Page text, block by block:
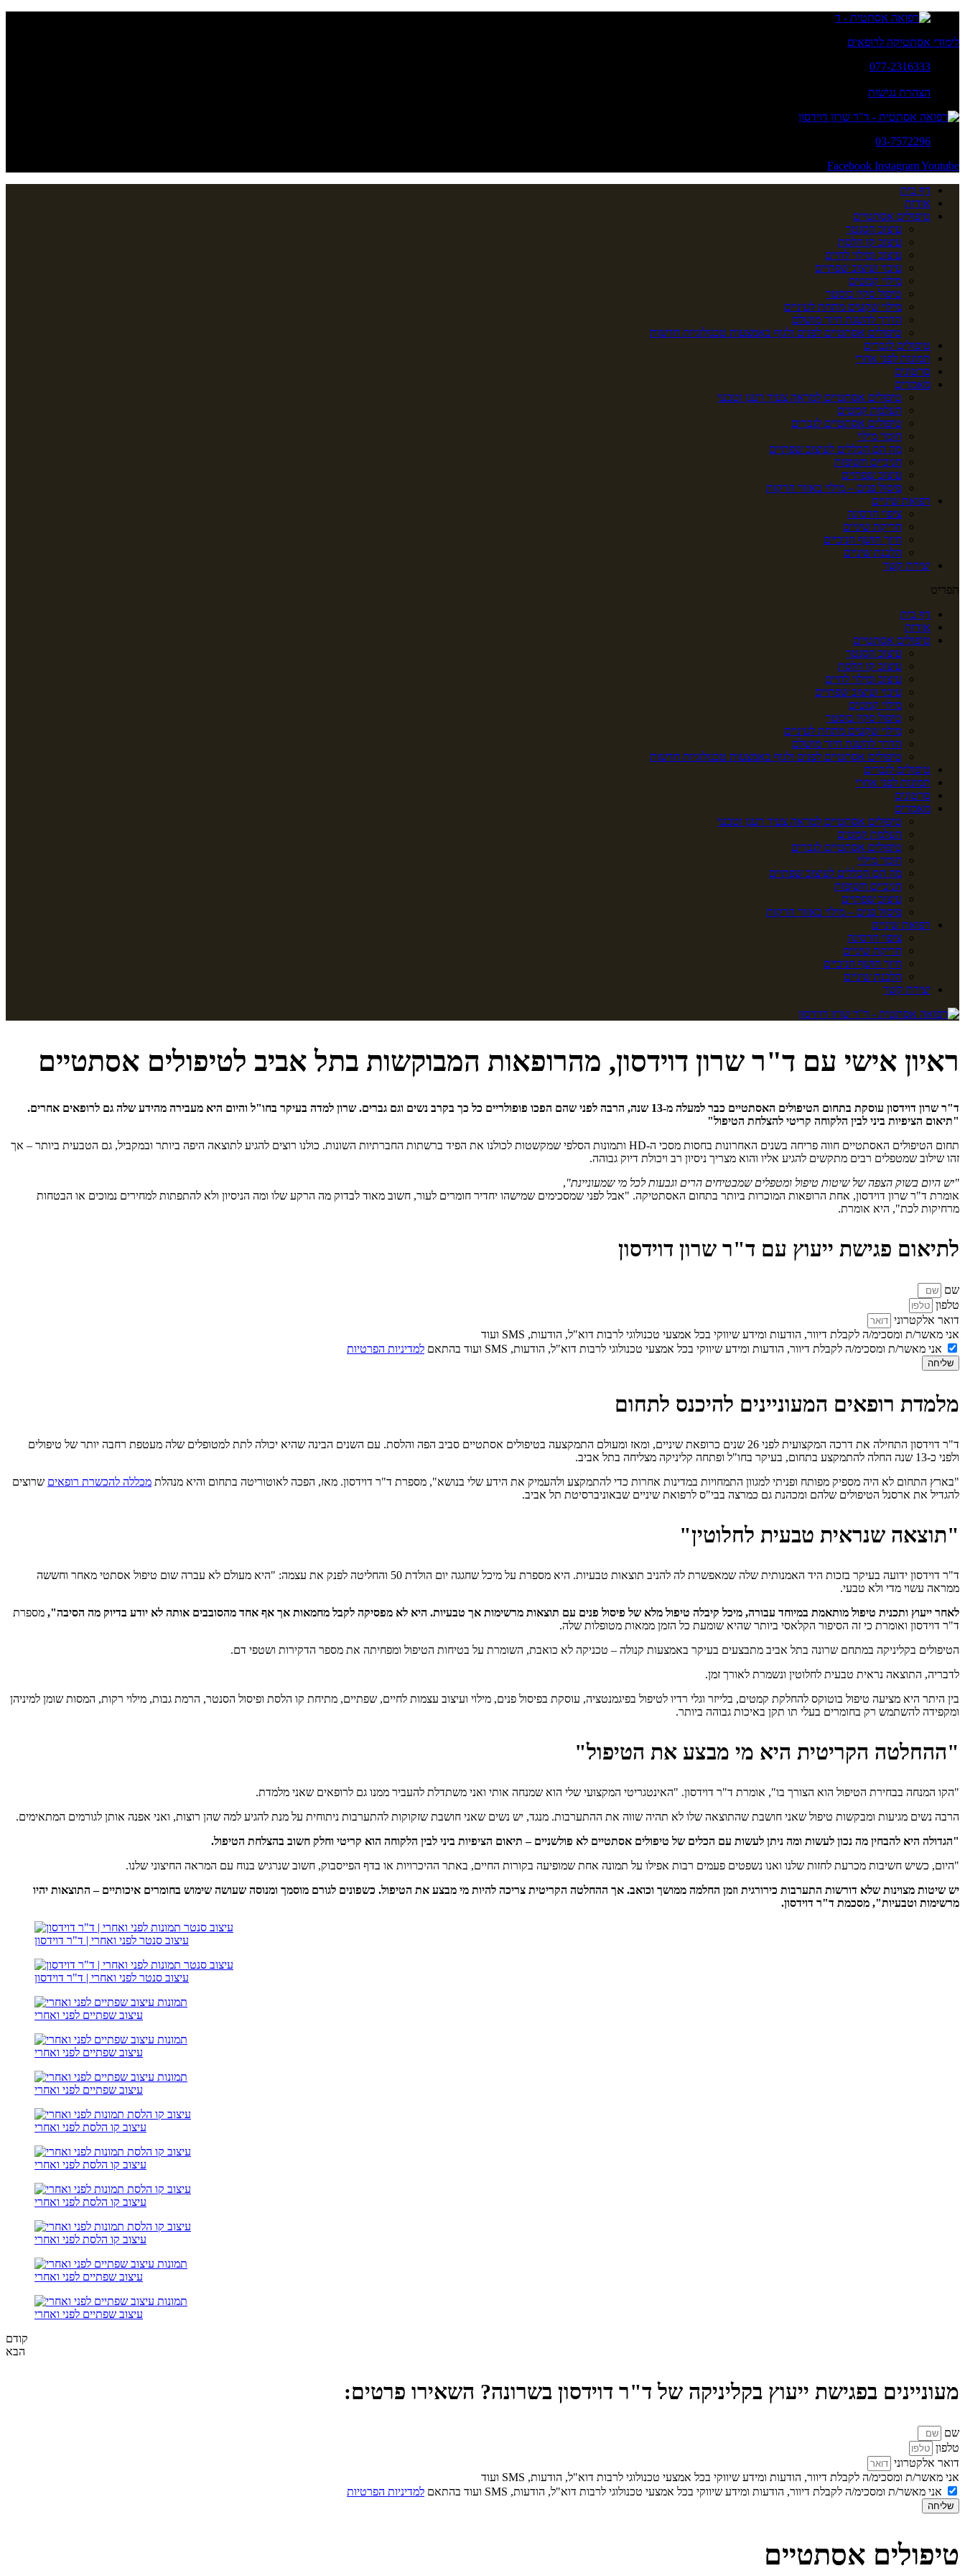
לימודי אסתטיקה לרופאים
077-2316333
הצהרת נגישות
03-7572296
Facebook InstagramYoutube
דף בית
אודות
טיפולים אסתטיים
עיצוב הסנטר
עיצוב קו הלסת
עיצוב ומילוי לחיים
עיבוי ועיצוב שפתיים
מילוי קמטים
טיפול סקין בוסטר
מילוי שקעים מתחת לעיניים
הדרך להשגת חיוך מושלם
טיפולים אסתטיים לפנים ולגוף באמצעות טכנולוגיות חדשות
טיפולים לגברים
תמונות לפני אחרי
סרטונים
מאמרים
טיפולים אסתטיים למראה צעיר רענן וטבעי
העלמת קמטים
טיפולים אסתטיים לגברים
חומר מילוי
מה הם הכללים לעיצוב שפתיים
חניכיים חשופות
עיצוב שפתיים
פיסול פנים – מילוי באזור הרקות
רפואת שיניים
ציפוי חרסינה
חריקת שיניים
חיוך חושף חניכיים
הלבנת שיניים
יצירת קשר
תפריט
דף בית
אודות
טיפולים אסתטיים
עיצוב הסנטר
עיצוב קו הלסת
עיצוב ומילוי לחיים
עיבוי ועיצוב שפתיים
מילוי קמטים
טיפול סקין בוסטר
מילוי שקעים מתחת לעיניים
הדרך להשגת חיוך מושלם
טיפולים אסתטיים לפנים ולגוף באמצעות טכנולוגיות חדשות
טיפולים לגברים
תמונות לפני אחרי
סרטונים
מאמרים
טיפולים אסתטיים למראה צעיר רענן וטבעי
העלמת קמטים
טיפולים אסתטיים לגברים
חומר מילוי
מה הם הכללים לעיצוב שפתיים
חניכיים חשופות
עיצוב שפתיים
פיסול פנים – מילוי באזור הרקות
רפואת שיניים
ציפוי חרסינה
חריקת שיניים
חיוך חושף חניכיים
הלבנת שיניים
יצירת קשר
ראיון אישי עם ד"ר שרון דוידסון, מהרופאות המבוקשות בתל אביב לטיפולים אסתטיים
ד"ר שרון דוידסון עוסקת בתחום הטיפולים האסתטיים כבר למעלה מ-13 שנה, הרבה לפני שהם הפכו פופולריים כל כך בקרב נשים וגם גברים. שרון למדה בעיקר בחו"ל והיום היא מעבירה מהידע שלה גם לרופאים אחרים.
"תיאום הציפיות ביני לבין הלקוחה קריטי להצלחת הטיפול"
תחום הטיפולים האסתטיים חווה פריחה בשנים האחרונות בחסות מסכי ה-HD ותמונות הסלפי שמקשטות לכולנו את הפיד ברשתות החברתיות השונות. כולנו רוצים להגיע לתוצאה היפה ביותר ובמקביל, גם הטבעית ביותר – אך
זהו שילוב שמטפלים רבים מתקשים להגיע אליו והוא מצריך ניסיון רב ויכולת דיוק גבוהה.
"יש היום בשוק הצפה של שיטות טיפול ומטפלים שמבטיחים הרים וגבעות לכל מי שמעוניינת",
אומרת ד"ר שרון דוידסון, אחת הרופאות המוכרות ביותר בתחום האסתטיקה. "אבל לפני שמסכימים שמישהו יחדיר חומרים לעור, חשוב מאוד לבדוק מה הרקע שלו ומה הניסיון ולא להתפתות למחירים נמוכים או הבטחות
מרחיקות לכת", היא אומרת.
לתיאום פגישת ייעוץ עם ד"ר שרון דוידסון
שם
טלפון
דואר אלקטרוני
אני מאשר/ת ומסכימ/ה לקבלת דיוור, הודעות ומידע שיווקי בכל אמצעי טכנולוגי לרבות דוא"ל, הודעות, SMS ועוד
אני מאשר/ת ומסכימ/ה לקבלת דיוור, הודעות ומידע שיווקי בכל אמצעי טכנולוגי לרבות דוא"ל, הודעות, SMS ועוד בהתאם
למדיניות הפרטיות
שליחה
מלמדת רופאים המעוניינים להיכנס לתחום
ד"ר דוידסון התחילה את דרכה המקצועית לפני 26 שנים כרופאת שיניים, ומאז ומעולם התמקצעה בטיפולים אסתטיים סביב הפה והלסת. עם השנים הבינה שהיא יכולה לתת למטופלים שלה מעטפת רחבה יותר של טיפולים
ולפני כ-13 שנה החלה להתמקצע בתחום, בעיקר בחו"ל ופתחה קליניקה מצליחה בתל אביב.
"בארץ התחום לא היה מספיק מפותח ופניתי למגוון התמחויות במדינות אחרות כדי להתמקצע ולהעמיק את הידע שלי בנושא", מספרת ד"ר דוידסון. מאז, הפכה לאוטוריטה בתחום והיא מנהלת מכללה להכשרת רופאים שרוצים
להגדיל את ארסנל הטיפולים שלהם ומכהנת גם כמרצה בבי"ס לרפואת שיניים שבאוניברסיטת תל אביב.
"תוצאה שנראית טבעית לחלוטין"
ד"ר דוידסון ידועה בעיקר בזכות היד האמנותית שלה שמאפשרת לה להניב תוצאות טבעיות. היא מספרת על מיכל שחגגה יום הולדת 50 והחליטה לפנק את עצמה: "היא מעולם לא עברה שום טיפול אסתטי מאחר וחששה
ממראה עשוי מדי ולא טבעי.
לאחר ייעוץ ותכנית טיפול מותאמת במיוחד עבורה, מיכל קיבלה טיפול מלא של פיסול פנים עם תוצאות מרשימות אך טבעיות. היא לא מפסיקה לקבל מחמאות אך אף אחד מהסובבים אותה לא יודע בדיוק מה הסיבה", מספרת
ד"ר דוידסון ואומרת כי זה הסיפור הקלאסי ביותר שהיא שומעת כל הזמן ממאות מטופלות שלה.
הטיפולים בקליניקה במתחם שרונה בתל אביב מתבצעים בעיקר באמצעות קנולה – טכניקה לא כואבת, השומרת על בטיחות הטיפול ומפחיתה את מספר הדקירות ושטפי דם.
לדבריה, התוצאה נראית טבעית לחלוטין ונשמרת לאורך זמן.
בין היתר היא מציעה טיפול בוטוקס להחלקת קמטים, בלייזר וגלי רדיו לטיפול בפיגמנטציה, עוסקת בפיסול פנים, מילוי ועיצוב עצמות לחיים, שפתיים, מתיחת קו הלסת ופיסול הסנטר, הרמת גבות, מילוי רקות, המסות שומן למיניהן
ומקפידה להשתמש רק בחומרים בעלי תו תקן באיכות גבוהה ביותר.
"ההחלטה הקריטית היא מי מבצע את הטיפול"
"הקו המנחה בבחירת הטיפול הוא הצורך בו", אומרת ד"ר דוידסון. "האינטגריטי המקצועי שלי הוא שמנחה אותי ואני משתדלת להעביר ממנו גם לרופאים שאני מלמדת.
הרבה נשים מגיעות ומבקשות טיפול שאני חושבת שהתוצאה שלו לא תהיה שווה את ההתערבות. מנגד, יש נשים שאני חושבת שזקוקות להתערבות ניתוחית על מנת להגיע למה שהן רוצות, ואני אפנה אותן לגורמים המתאימים.
"הגדולה היא להבחין מה נכון לעשות ומה ניתן לעשות עם הכלים של טיפולים אסתטיים לא פולשניים – תיאום הציפיות ביני לבין הלקוחה הוא קריטי וחלק חשוב בהצלחת הטיפול.
"היום, כשיש חשיבות מכרעת לחזות שלנו ואנו נשפטים פעמים רבות אפילו על תמונה אחת שמופיעה בקורות החיים, באתר ההיכרויות או בדף הפייסבוק, חשוב שנרגיש בנוח עם המראה החיצוני שלנו.
יש שיטות מצוינות שלא דורשות התערבות כירורגית וזמן החלמה ממושך וכואב. אך ההחלטה הקריטית צריכה להיות מי מבצע את הטיפול. כשפונים לגורם מוסמך ומנוסה שעושה שימוש בחומרים איכותיים – התוצאות יהיו
מרשימות וטבעיות", מסכמת ד"ר דוידסון.
עיצוב סנטר לפני ואחרי | ד"ר דוידסון
עיצוב סנטר לפני ואחרי | ד"ר דוידסון
עיצוב שפתיים לפני ואחרי
עיצוב שפתיים לפני ואחרי
עיצוב שפתיים לפני ואחרי
עיצוב קו הלסת לפני ואחרי
עיצוב קו הלסת לפני ואחרי
עיצוב קו הלסת לפני ואחרי
עיצוב קו הלסת לפני ואחרי
עיצוב שפתיים לפני ואחרי
עיצוב שפתיים לפני ואחרי
קודם
הבא
מעוניינים בפגישת ייעוץ בקליניקה של ד"ר דוידסון בשרונה? השאירו פרטים:
שם
טלפון
דואר אלקטרוני
אני מאשר/ת ומסכימ/ה לקבלת דיוור, הודעות ומידע שיווקי בכל אמצעי טכנולוגי לרבות דוא"ל, הודעות, SMS ועוד
אני מאשר/ת ומסכימ/ה לקבלת דיוור, הודעות ומידע שיווקי בכל אמצעי טכנולוגי לרבות דוא"ל, הודעות, SMS ועוד בהתאם
למדיניות הפרטיות
שליחה
טיפולים אסתטיים